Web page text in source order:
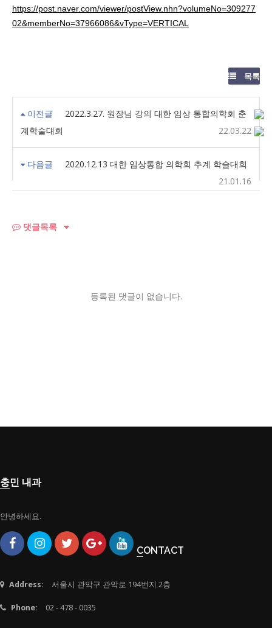
https://post.naver.com/viewer/postView.nhn?volumeNo=309277
02&memberNo=37966086&vType=VERTICAL
목록
이전글
2022.3.27. 원장님 강의 대한 임상 통합의학회 춘
계학술대회
22.03.22
다음글
2020.12.13 대한 임상통합 의학회 추계 학슬대회
21.01.16
댓글목록
등록된 댓글이 없습니다.
충민 내과
안녕하세요.
CONTACT
Address: 서울시 관악구 관악로 194번지 2층
Phone: 02 - 478 - 0035